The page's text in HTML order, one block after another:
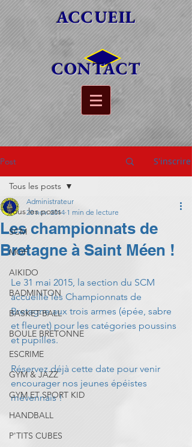
ACCUEIL
CONTACT
Post S'inscrire
Tous les posts
SCM
MOF
AIKIDO
BADMINTON
BASKET-BALL
BOULE BRETONNE
ESCRIME
GYM & JAZZ
GYM ET SPORT KID
HANDBALL
P'TITS CUBES
Tous les posts
Les championnats de
Bretagne à Saint Méen !
Administrateur
20 nov. 2014 1 min de lecture
Le 31 mai 2015, la section du SCM
accueille les Championnats de
Bretagne aux trois armes (épée, sabre
et fleuret) pour les catégories poussins
et pupilles.
Réservez déjà cette date pour venir
encourager nos jeunes épéistes
mévennais !